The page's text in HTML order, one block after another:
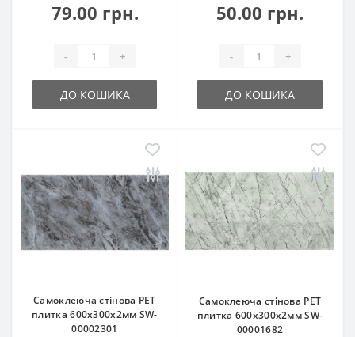
79.00 грн.
- +
ДО КОШИКА
50.00 грн.
- +
ДО КОШИКА
Самоклеюча стінова PET
плитка 600х300х2мм SW-
00002301
Самоклеюча стінова PET
плитка 600х300х2мм SW-
00001682